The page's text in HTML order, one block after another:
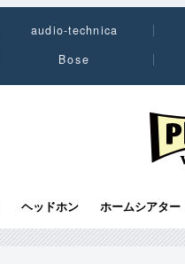
audio-technica
Bose
ヘッドホン ホームシアター